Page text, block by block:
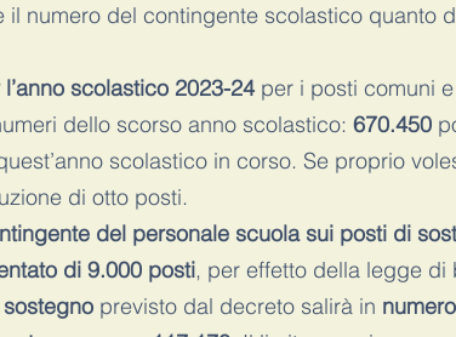
numero del contingente scolastico quanto
scolastico 2023-24 per i posti comuni
dello scorso anno scolastico: 670.450
scolastico in corso. Se proprio
di otto posti.
del personale scuola sui posti di
di 9.000 posti, per effetto della legge di
previsto dal decreto salirà in